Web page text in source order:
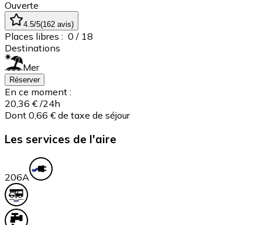
Ouverte
4.5/5(162 avis)
Places libres : 0 / 18
Destinations
Mer
Réserver
En ce moment :
20,36 € /24h
Dont 0,66 € de taxe de séjour
Les services de l'aire
206A